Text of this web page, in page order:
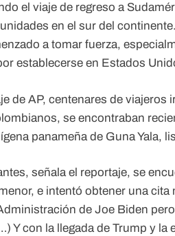
el viaje de regreso a
en el sur del
a tomar fuerza,
establecerse en Estados
de AP, centenares de
se encontraban
panameña de Guna Yala,
señala el reportaje, se
e intentó obtener una
de Joe Biden
Y con la llegada de Trump y